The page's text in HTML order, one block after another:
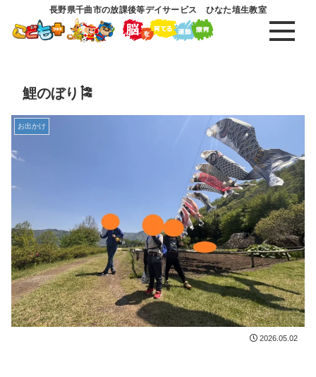
長野県千曲市の放課後等デイサービス ひなた埴生教室
鯉のぼり🎏
お出かけ
2026.05.02